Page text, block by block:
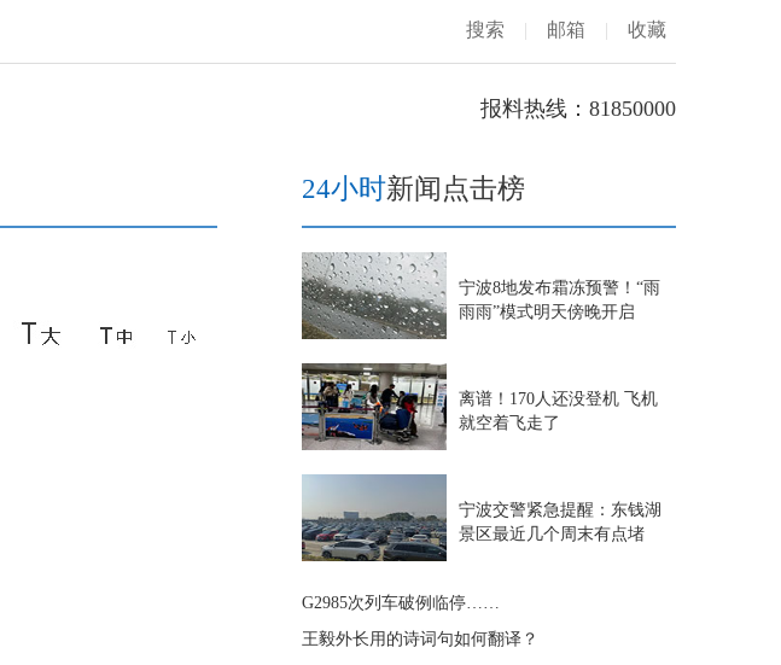
搜索 | 邮箱 | 收藏
报料热线：81850000
24小时新闻点击榜
宁波8地发布霜冻预警！“雨
雨雨”模式明天傍晚开启
离谱！170人还没登机 飞机
就空着飞走了
宁波交警紧急提醒：东钱湖
景区最近几个周末有点堵
G2985次列车破例临停……
王毅外长用的诗词句如何翻译？